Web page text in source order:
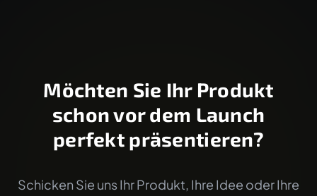
Möchten Sie Ihr Produkt
schon vor dem Launch
perfekt präsentieren?
Schicken Sie uns Ihr Produkt, Ihre Idee oder Ihre